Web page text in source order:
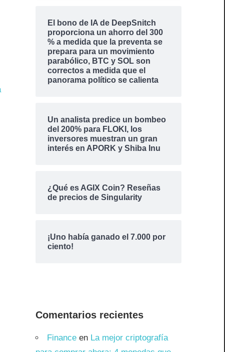
El bono de IA de DeepSnitch
proporciona un ahorro del 300
% a medida que la preventa se
prepara para un movimiento
parabólico, BTC y SOL son
correctos a medida que el
panorama político se calienta
Un analista predice un bombeo
del 200% para FLOKI, los
inversores muestran un gran
interés en APORK y Shiba Inu
¿Qué es AGIX Coin? Reseñas
de precios de Singularity
¡Uno había ganado el 7.000 por
ciento!
Comentarios recientes
Financeen La mejor criptografía